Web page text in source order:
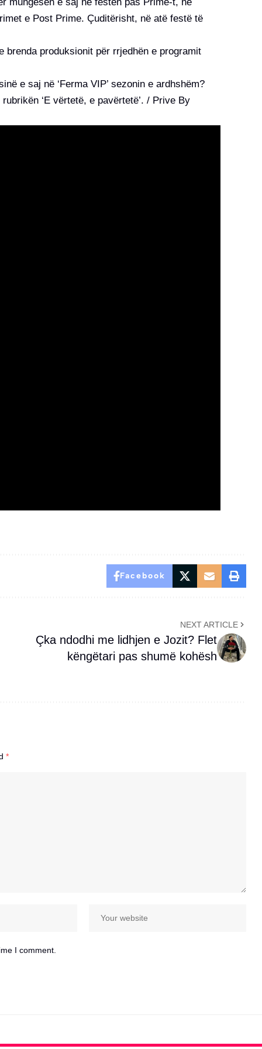
e Post Prime. Çuditërisht, në atë festë të
produksionit për rrjedhën e programit
e saj në ‘Ferma VIP’ sezonin e ardhshëm?
‘E vërtetë, e pavërtetë’. / Prive By
Facebook
NEXT ARTICLE
Çka ndodhi me lidhjen e Jozit? Flet
këngëtari pas shumë kohësh
*
I comment.